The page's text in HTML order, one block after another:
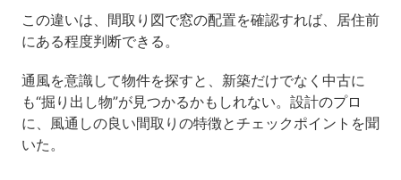
この違いは、間取り図で窓の配置を確認すれば、居住前
にある程度判断できる。
通風を意識して物件を探すと、新築だけでなく中古に
も“掘り出し物”が見つかるかもしれない。設計のプロ
に、風通しの良い間取りの特徴とチェックポイントを聞
いた。